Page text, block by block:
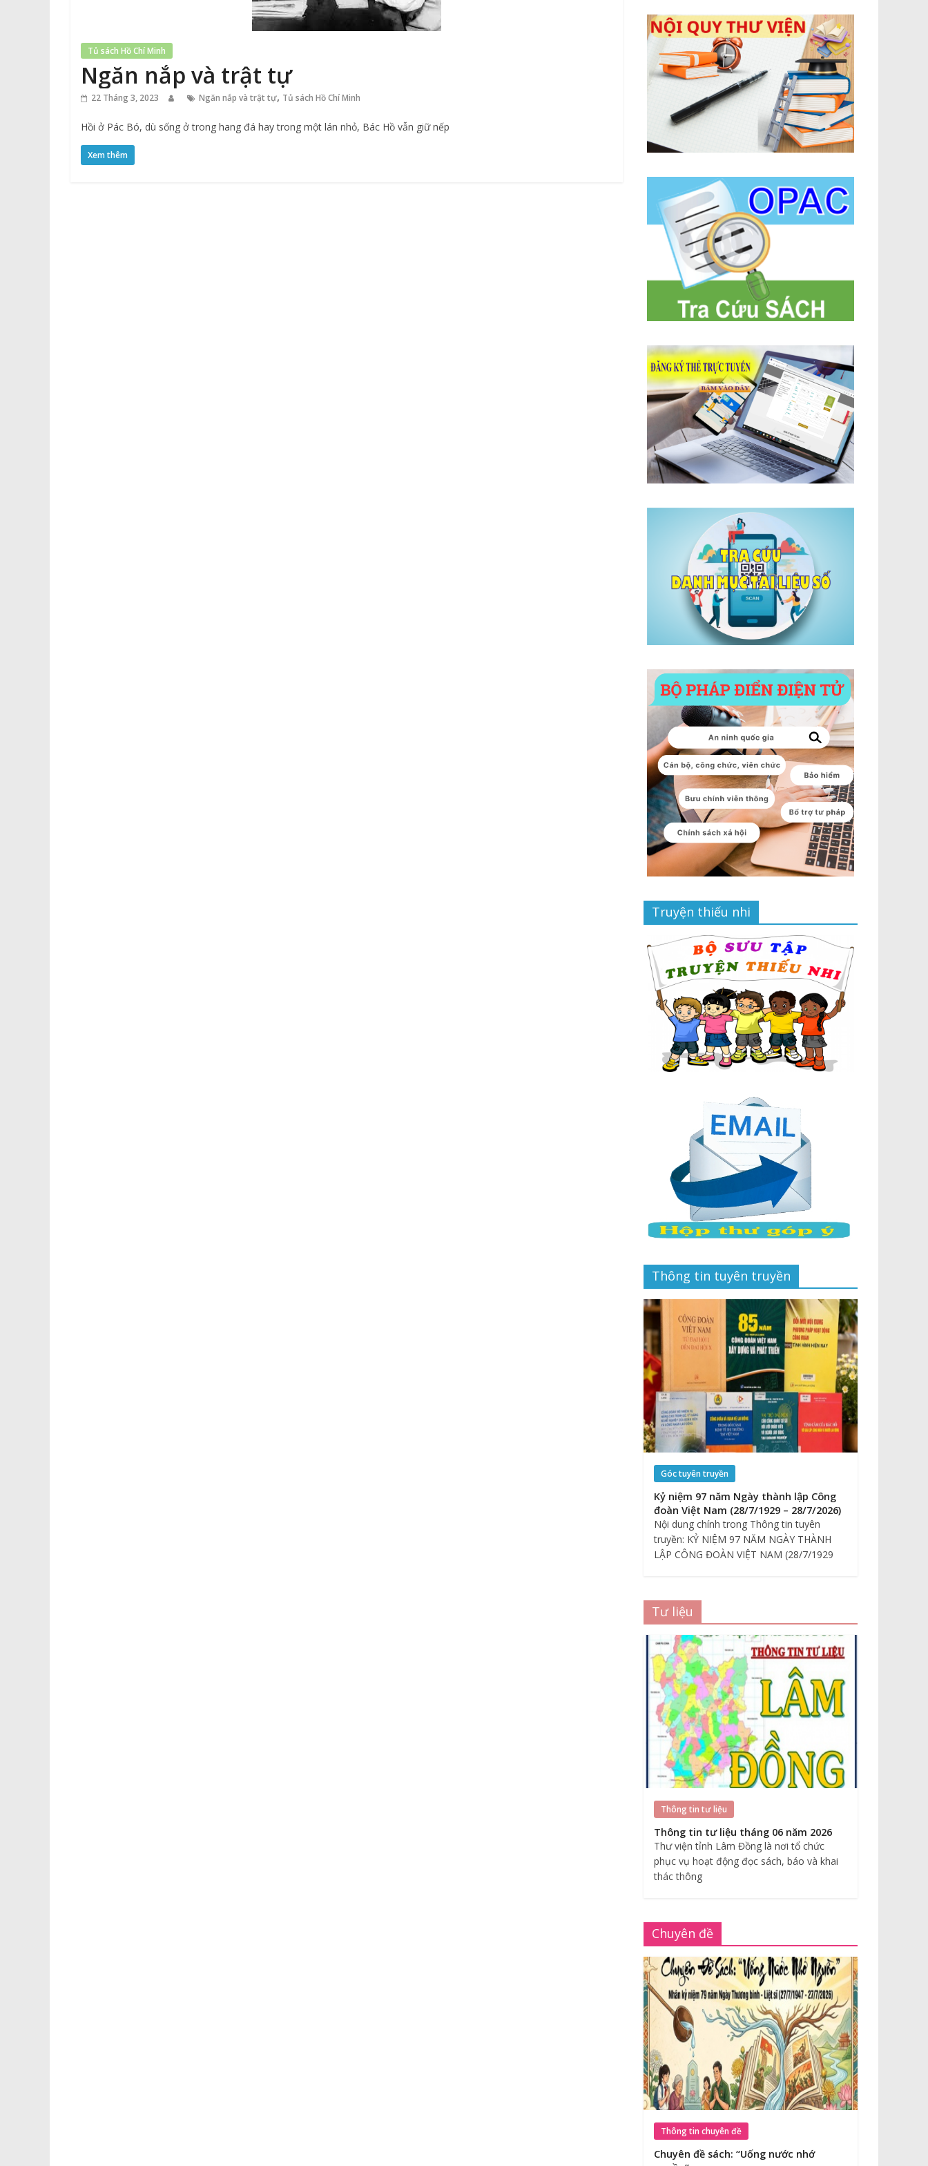
Tủ sách Hồ Chí Minh
Ngăn nắp và trật tự
22 Tháng 3, 2023 Ngăn nắp và trật tự, Tủ sách Hồ Chí Minh
Hồi ở Pác Bó, dù sống ở trong hang đá hay trong một lán nhỏ, Bác Hồ vẫn giữ nếp
Xem thêm
Truyện thiếu nhi
Thông tin tuyên truyền
Góc tuyên truyền
Kỷ niệm 97 năm Ngày thành lập Công
đoàn Việt Nam (28/7/1929 – 28/7/2026)
Nội dung chính trong Thông tin tuyên
truyền: KỶ NIỆM 97 NĂM NGÀY THÀNH
LẬP CÔNG ĐOÀN VIỆT NAM (28/7/1929
Tư liệu
Thông tin tư liệu
Thông tin tư liệu tháng 06 năm 2026
Thư viện tỉnh Lâm Đồng là nơi tổ chức
phục vụ hoạt động đọc sách, báo và khai
thác thông
Chuyên đề
Thông tin chuyên đề
Chuyên đề sách: “Uống nước nhớ